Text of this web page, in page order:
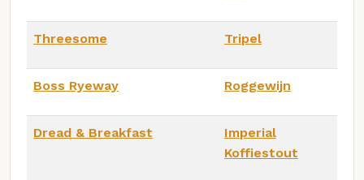
Threesome Tripel
Boss Ryeway Roggewijn
Dread & Breakfast
Imperial
Koffiestout